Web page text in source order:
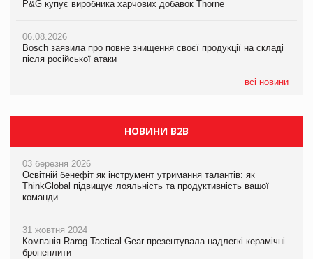
P&G купує виробника харчових добавок Thorne
06.08.2026
Bosch заявила про повне знищення своєї продукції на складі
після російської атаки
всі новини
P&G купує виробника харчових добавок Thorne
06.08.2026
Bosch заявила про повне знищення своєї продукції на складі
після російської атаки
P&G купує виробника харчових добавок Thorne
06.08.2026
Bosch заявила про повне знищення своєї продукції на складі
після російської атаки
НОВИНИ B2B
03 березня 2026
Освітній бенефіт як інструмент утримання талантів: як
ThinkGlobal підвищує лояльність та продуктивність вашої
команди
31 жовтня 2024
Компанія Rarog Tactical Gear презентувала надлегкі керамічні
бронеплити